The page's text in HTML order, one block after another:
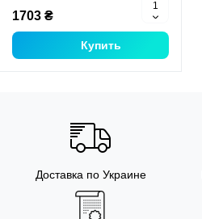
1703 ₴
Купить
Доставка по Украине